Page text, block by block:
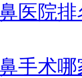
医院
手术